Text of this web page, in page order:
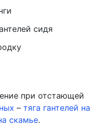
сидя
при отстающей
– тяга гантелей на
скамье.